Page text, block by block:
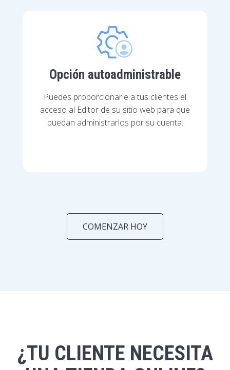
Opción autoadministrable
Puedes proporcionarle a tus clientes el
acceso al Editor de su sitio web para que
puedan administrarlos por su cuenta.
COMENZAR HOY
¿TU CLIENTE NECESITA